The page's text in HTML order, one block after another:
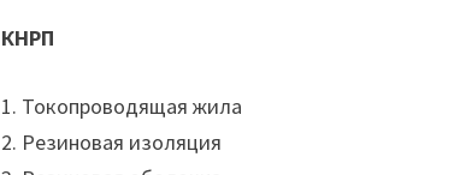
КНРП
1. Токопроводящая жила
2. Резиновая изоляция